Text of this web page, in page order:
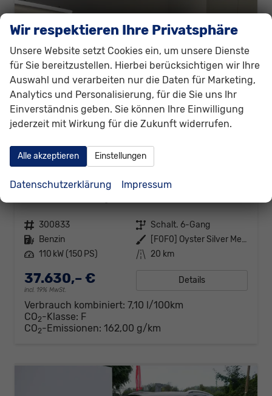
Fahrzeugnr. 300833 Getriebe Schalt. 6-Gang
Kraftstoff Benzin Außenfarbe
[F0F0] Oyster Silver Metallic
Leistung 110 kW (150 PS) Kilometerstand 20 km
37.630,– €
incl. 19% MwSt.
Details
Verbrauch kombiniert: 7,10 l/100km
CO2-Klasse: F
CO2-Emissionen: 162,00 g/km
Wir respektieren Ihre Privatsphäre
Unsere Website setzt Cookies ein, um unsere Dienste
für Sie bereitzustellen. Hierbei berücksichtigen wir Ihre
Auswahl und verarbeiten nur die Daten für Marketing,
Analytics und Personalisierung, für die Sie uns Ihr
Einverständnis geben. Sie können Ihre Einwilligung
jederzeit mit Wirkung für die Zukunft widerrufen.
Alle akzeptieren Einstellungen
Datenschutzerklärung Impressum